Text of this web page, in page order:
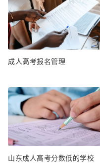
成人高考报名管理
山东成人高考分数低的学校